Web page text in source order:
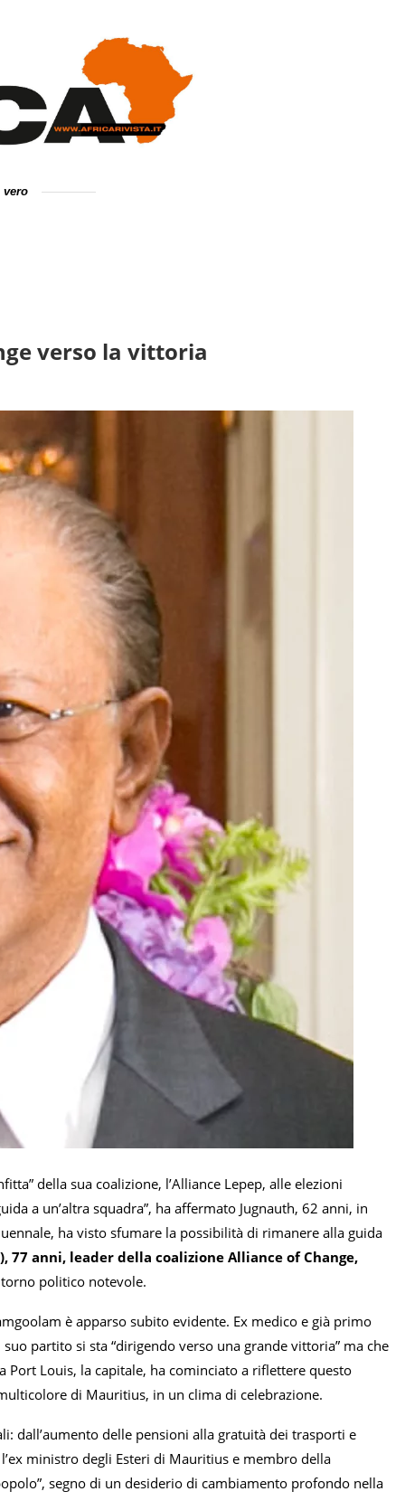
vero
verso la vittoria
della sua coalizione, l’Alliance Lepep, alle elezioni
a un’altra squadra”, ha affermato Jugnauth, 62 anni, in
ha visto sfumare la possibilità di rimanere alla guida
77 anni, leader della coalizione Alliance of Change,
politico notevole.
è apparso subito evidente. Ex medico e già primo
partito si sta “dirigendo verso una grande vittoria” ma che
Louis, la capitale, ha cominciato a riflettere questo
di Mauritius, in un clima di celebrazione.
dall’aumento delle pensioni alla gratuità dei trasporti e
ministro degli Esteri di Mauritius e membro della
segno di un desiderio di cambiamento profondo nella